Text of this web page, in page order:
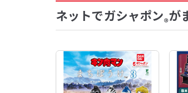
ネットでガシャポン®が